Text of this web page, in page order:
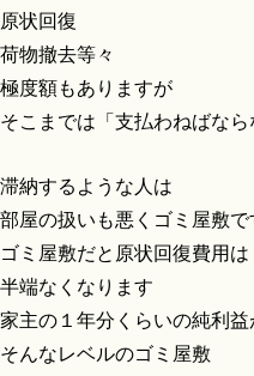
原状回復
荷物撤去等々
極度額もありますが
そこまでは「支払わねばな
滞納するような人は
部屋の扱いも悪くゴミ屋敷で
ゴミ屋敷だと原状回復費用は
半端なくなります
家主の１年分くらいの純利益
そんなレベルのゴミ屋敷